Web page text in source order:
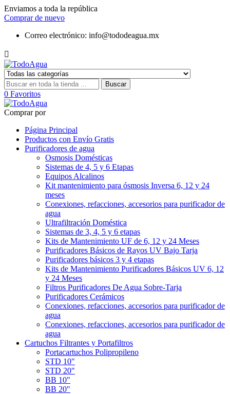
Enviamos a toda la república
Comprar de nuevo
Correo electrónico: info@tododeagua.mx

Buscar
0 Favoritos
Comprar por
Página Principal
Productos con Envío Gratis
Purificadores de agua
Osmosis Domésticas
Sistemas de 4, 5 y 6 Etapas
Equipos Alcalinos
Kit mantenimiento para ósmosis Inversa 6, 12 y 24
meses
Conexiones, refacciones, accesorios para purificador de
agua
Ultrafiltración Doméstica
Sistemas de 3, 4, 5 y 6 etapas
Kits de Mantenimiento UF de 6, 12 y 24 Meses
Purificadores Básicos de Rayos UV Bajo Tarja
Purificadores básicos 3 y 4 etapas
Kits de Mantenimiento Purificadores Básicos UV 6, 12
y 24 Meses
Filtros Purificadores De Agua Sobre-Tarja
Purificadores Cerámicos
Conexiones, refacciones, accesorios para purificador de
agua
Conexiones, refacciones, accesorios para purificador de
agua
Cartuchos Filtrantes y Portafiltros
Portacartuchos Polipropileno
STD 10"
STD 20"
BB 10"
BB 20"